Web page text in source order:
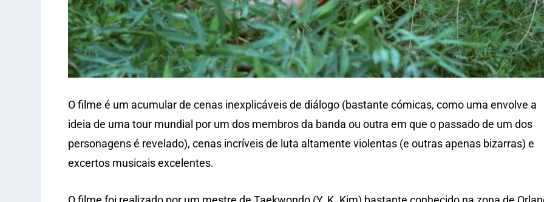
O filme é um acumular de cenas inexplicáveis de diálogo (bastante cómicas, como uma envolve a
ideia de uma tour mundial por um dos membros da banda ou outra em que o passado de um dos
personagens é revelado), cenas incríveis de luta altamente violentas (e outras apenas bizarras) e
excertos musicais excelentes.